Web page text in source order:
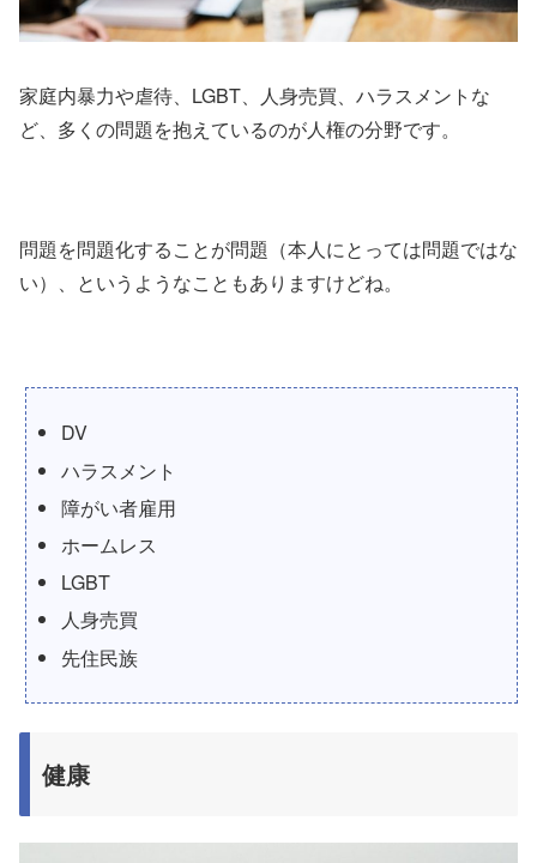
家庭内暴力や虐待、LGBT、人身売買、ハラスメントな
ど、多くの問題を抱えているのが人権の分野です。
問題を問題化することが問題（本人にとっては問題ではな
い）、というようなこともありますけどね。
DV
ハラスメント
障がい者雇用
ホームレス
LGBT
人身売買
先住民族
健康